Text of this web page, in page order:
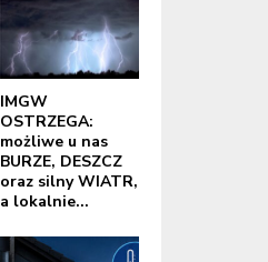
IMGW
OSTRZEGA:
możliwe u nas
BURZE, DESZCZ
oraz silny WIATR,
a lokalnie...